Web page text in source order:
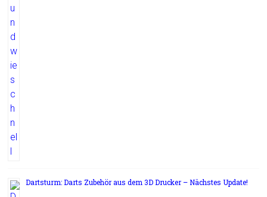
Dartsturm: Darts Zubehör aus dem 3D Drucker – Nächstes Update!